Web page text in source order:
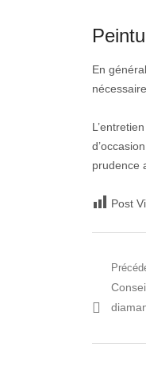
En
prudence
Post
de
Post